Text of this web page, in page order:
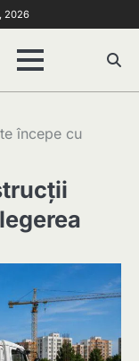
2026
începe cu